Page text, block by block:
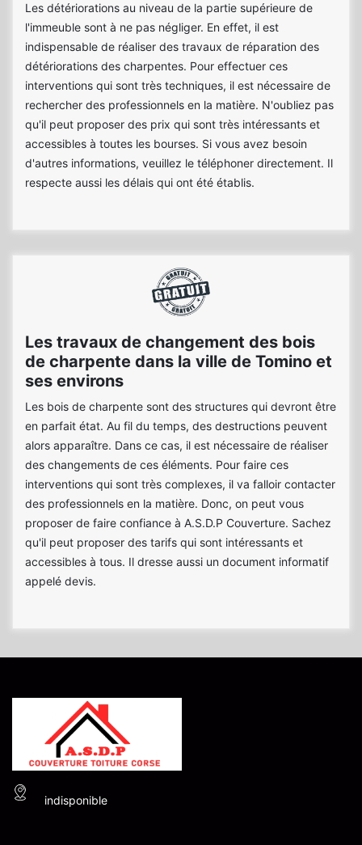
Les détériorations au niveau de la partie supérieure de
l'immeuble sont à ne pas négliger. En effet, il est
indispensable de réaliser des travaux de réparation des
détériorations des charpentes. Pour effectuer ces
interventions qui sont très techniques, il est nécessaire de
rechercher des professionnels en la matière. N'oubliez pas
qu'il peut proposer des prix qui sont très intéressants et
accessibles à toutes les bourses. Si vous avez besoin
d'autres informations, veuillez le téléphoner directement. Il
respecte aussi les délais qui ont été établis.
Les travaux de changement des bois
de charpente dans la ville de Tomino et
ses environs
Les bois de charpente sont des structures qui devront être
en parfait état. Au fil du temps, des destructions peuvent
alors apparaître. Dans ce cas, il est nécessaire de réaliser
des changements de ces éléments. Pour faire ces
interventions qui sont très complexes, il va falloir contacter
des professionnels en la matière. Donc, on peut vous
proposer de faire confiance à A.S.D.P Couverture. Sachez
qu'il peut proposer des tarifs qui sont intéressants et
accessibles à tous. Il dresse aussi un document informatif
appelé devis.
indisponible